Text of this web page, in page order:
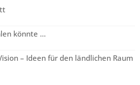
könnte …
– Ideen für den ländlichen Raum